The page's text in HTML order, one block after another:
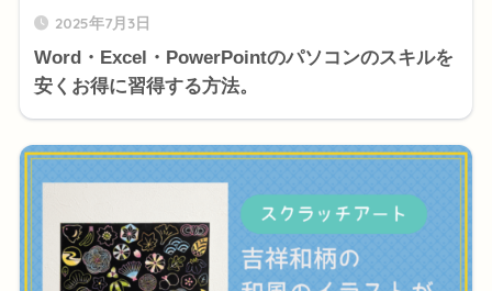
2025年7月3日
Word・Excel・PowerPointのパソコンのスキルを
安くお得に習得する方法。